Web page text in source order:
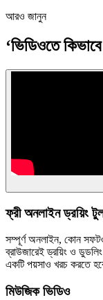
আরও জানুন
‘ভিডিওতে
ফ্রী অনলাইন ড্রয়িং
সম্পূর্ণ অনলাইন, কোন
ব্রাউজারেই ড্রয়িং ও
একটি পয়সাও খরচ করতে
মিউজিক ভিডিও